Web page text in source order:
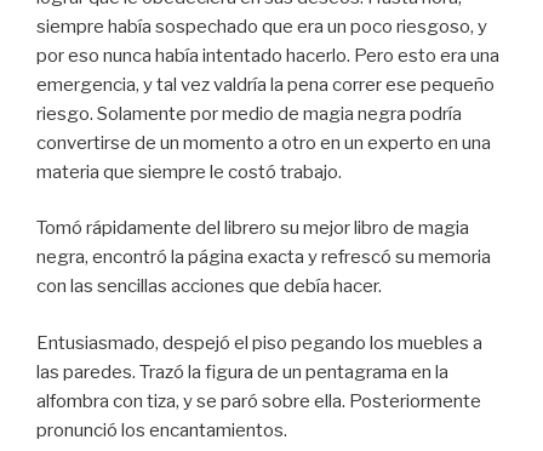
siempre había sospechado que era un poco riesgoso, y
por eso nunca había intentado hacerlo. Pero esto era una
emergencia, y tal vez valdría la pena correr ese pequeño
riesgo. Solamente por medio de magia negra podría
convertirse de un momento a otro en un experto en una
materia que siempre le costó trabajo.
Tomó rápidamente del librero su mejor libro de magia
negra, encontró la página exacta y refrescó su memoria
con las sencillas acciones que debía hacer.
Entusiasmado, despejó el piso pegando los muebles a
las paredes. Trazó la figura de un pentagrama en la
alfombra con tiza, y se paró sobre ella. Posteriormente
pronunció los encantamientos.